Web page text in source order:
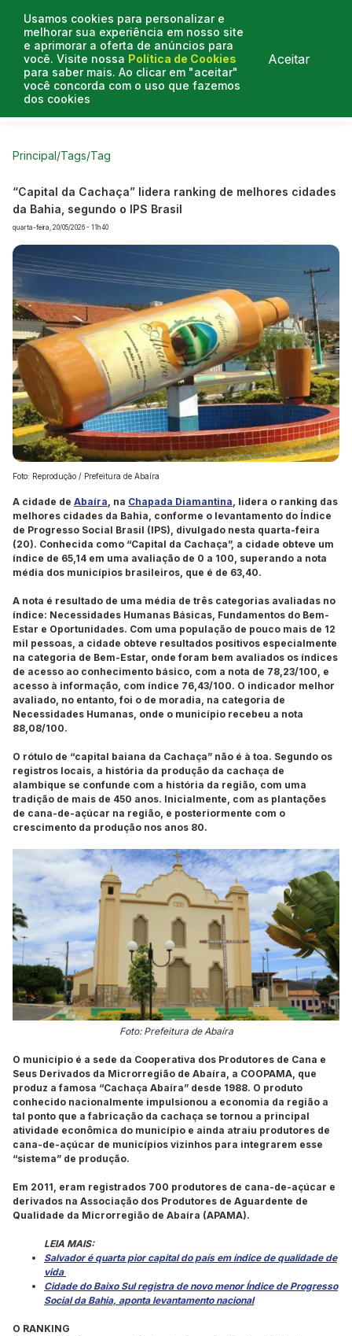
Usamos cookies para personalizar e
melhorar sua experiência em nosso site
e aprimorar a oferta de anúncios para
você. Visite nossa Política de Cookies
para saber mais. Ao clicar em "aceitar"
você concorda com o uso que fazemos
dos cookies
Aceitar
Curtas do Poder
Principal/Tags/Tag
“Capital da Cachaça” lidera ranking de melhores cidades
da Bahia, segundo o IPS Brasil
quarta-feira, 20/05/2026 - 11h40
Foto: Reprodução / Prefeitura de Abaíra
A cidade de Abaíra , na Chapada Diamantina , lidera o ranking das
melhores cidades da Bahia, conforme o levantamento do Índice
de Progresso Social Brasil (IPS), divulgado nesta quarta-feira
(20). Conhecida como “Capital da Cachaça”, a cidade obteve um
índice de 65,14 em uma avaliação de 0 a 100, superando a nota
média dos municípios brasileiros, que é de 63,40.
A nota é resultado de uma média de três categorias avaliadas no
índice: Necessidades Humanas Básicas, Fundamentos do Bem-
Estar e Oportunidades. Com uma população de pouco mais de 12
mil pessoas, a cidade obteve resultados positivos especialmente
na categoria de Bem-Estar, onde foram bem avaliados os índices
de acesso ao conhecimento básico, com a nota de 78,23/100, e
acesso à informação, com índice 76,43/100. O indicador melhor
avaliado, no entanto, foi o de moradia, na categoria de
Necessidades Humanas, onde o município recebeu a nota
88,08/100.
O rótulo de “capital baiana da Cachaça” não é à toa. Segundo os
registros locais, a história da produção da cachaça de
alambique se confunde com a história da região, com uma
tradição de mais de 450 anos. Inicialmente, com as plantações
de cana-de-açúcar na região, e posteriormente com o
crescimento da produção nos anos 80.
Foto: Prefeitura de Abaíra
O município é a sede da Cooperativa dos Produtores de Cana e
Seus Derivados da Microrregião de Abaíra, a COOPAMA, que
produz a famosa “Cachaça Abaíra” desde 1988. O produto
conhecido nacionalmente impulsionou a economia da região a
tal ponto que a fabricação da cachaça se tornou a principal
atividade econômica do município e ainda atraiu produtores de
cana-de-açúcar de municípios vizinhos para integrarem esse
“sistema” de produção.
Em 2011, eram registrados 700 produtores de cana-de-açúcar e
derivados na Associação dos Produtores de Aguardente de
Qualidade da Microrregião de Abaíra (APAMA).
LEIA MAIS:
Salvador é quarta pior capital do país em índice de qualidade de
vida
Cidade do Baixo Sul registra de novo menor Índice de Progresso
Social da Bahia, aponta levantamento nacional
O RANKING